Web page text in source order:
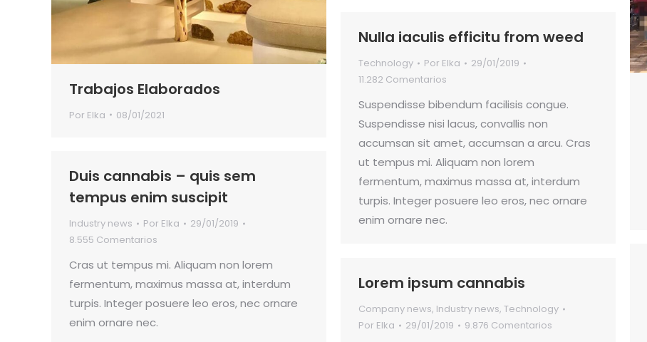
Trabajos Elaborados
Por Elka 08/01/2021
Nulla iaculis efficitu from weed
Technology Por Elka
29/01/2019
11.282 Comentarios
Suspendisse bibendum facilisis congue.
Suspendisse nisi lacus, convallis non
accumsan sit amet, accumsan a arcu. Cras
ut tempus mi. Aliquam non lorem
fermentum, maximus massa at, interdum
turpis. Integer posuere leo eros, nec ornare
enim ornare nec.
Duis cannabis – quis sem
tempus enim suscipit
Industry news Por Elka
29/01/2019
8.555 Comentarios
Cras ut tempus mi. Aliquam non lorem
fermentum, maximus massa at, interdum
turpis. Integer posuere leo eros, nec ornare
enim ornare nec.
Lorem ipsum cannabis
Company news, Industry news, Technology
Por Elka 29/01/2019 9.876 Comentarios